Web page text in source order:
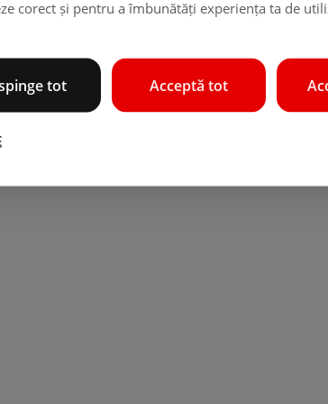
corect și pentru a îmbunătăți experiența ta de
Acceptă tot
tot